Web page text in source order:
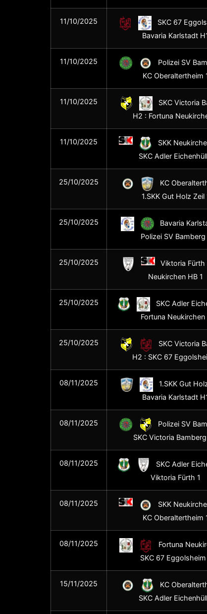
11/10/2025
SKC 67
Bavaria Karlstadt
11/10/2025
Polizei SV
KC Oberaltertheim
11/10/2025
SKC Victoria
H2 : Fortuna
11/10/2025
SKK
SKC Adler
25/10/2025
KC
1.SKK Gut Holz Zeil
25/10/2025
Bavaria
Polizei SV Bamberg
25/10/2025
Viktoria Fürth
Neukirchen HB 1
25/10/2025
SKC Adler
Fortuna Neukirchen
25/10/2025
SKC Victoria
H2 : SKC 67
08/11/2025
1.SKK Gut
Bavaria Karlstadt
08/11/2025
Polizei SV
SKC Victoria
08/11/2025
SKC Adler
Viktoria Fürth 1
08/11/2025
SKK
KC Oberaltertheim
08/11/2025
Fortuna
SKC 67 Eggolsheim
15/11/2025
KC
SKC Adler